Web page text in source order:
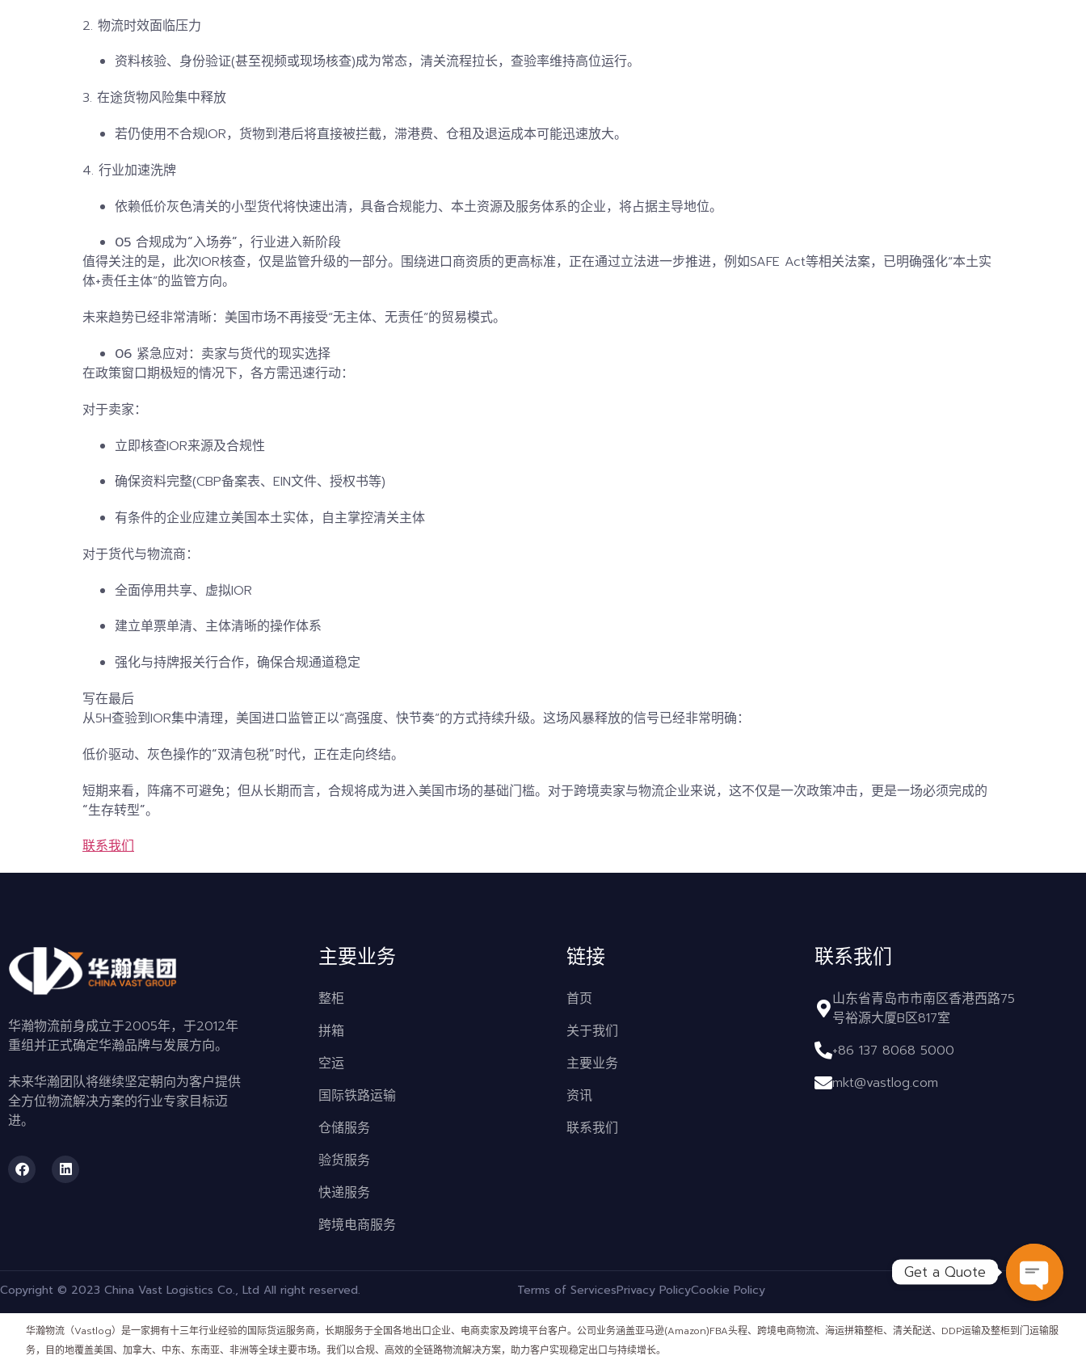
2. 物流时效面临压力
资料核验、身份验证(甚至视频或现场核查)成为常态，清关流程拉长，查验率维持高位运行。
3. 在途货物风险集中释放
若仍使用不合规IOR，货物到港后将直接被拦截，滞港费、仓租及退运成本可能迅速放大。
4. 行业加速洗牌
依赖低价灰色清关的小型货代将快速出清，具备合规能力、本土资源及服务体系的企业，将占据主导地位。
05 合规成为“入场券”，行业进入新阶段
值得关注的是， 此次IOR核查，仅是监管升级的一部分。围绕进口商资质的更高标准，正在通过立法进一步推进，例如SAFE Act等相关法案， 已明确强化“本土实
体+责任主体”的监管方向。
未来趋势已经非常清晰： 美国市场不再接受“无主体、无责任”的贸易模式。
06 紧急应对：卖家与货代的现实选择
在政策窗口期极短的情况下，各方需迅速行动：
对于卖家：
立即核查IOR来源及合规性
确保资料完整(CBP备案表、EIN文件、授权书等)
有条件的企业应建立美国本土实体，自主掌控清关主体
对于货代与物流商：
全面停用共享、虚拟IOR
建立单票单清、主体清晰的操作体系
强化与持牌报关行合作，确保合规通道稳定
写在最后
从5H查验到IOR集中清理，美国进口监管正以“高强度、快节奏”的方式持续升级。这场风暴释放的信号已经非常明确：
低价驱动、灰色操作的“双清包税”时代，正在走向终结。
短期来看，阵痛不可避免；但从长期而言， 合规将成为进入美国市场的基础门槛。 对于跨境卖家与物流企业来说，这不仅是一次政策冲击，更是一场必须完成的
“生存转型”。
联系我们
华瀚物流前身成立于2005年，于2012年
重组并正式确定华瀚品牌与发展方向。
未来华瀚团队将继续坚定朝向为客户提供
全方位物流解决方案的行业专家目标迈
进。
主要业务
整柜
拼箱
空运
国际铁路运输
仓储服务
验货服务
快递服务
跨境电商服务
链接
首页
关于我们
主要业务
资讯
联系我们
联系我们
山东省青岛市市南区香港西路75
号裕源大厦B区817室
+86 137 8068 5000
mkt@vastlog.com
Copyright © 2023 China Vast Logistics Co., Ltd All right reserved. Terms of ServicesPrivacy PolicyCookie Policy
华瀚物流（Vastlog）是一家拥有十三年行业经验的国际货运服务商，长期服务于全国各地出口企业、电商卖家及跨境平台客户。公司业务涵盖亚马逊(Amazon)FBA头程、跨境电商物流、海运拼箱整柜、清关配送、DDP运输及整柜到门运输服
务，目的地覆盖美国、加拿大、中东、东南亚、非洲等全球主要市场。我们以合规、高效的全链路物流解决方案，助力客户实现稳定出口与持续增长。
Get a Quote